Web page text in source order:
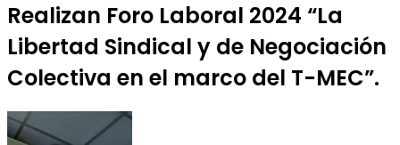
Realizan Foro Laboral 2024 “La
Libertad Sindical y de Negociación
Colectiva en el marco del T-MEC”.